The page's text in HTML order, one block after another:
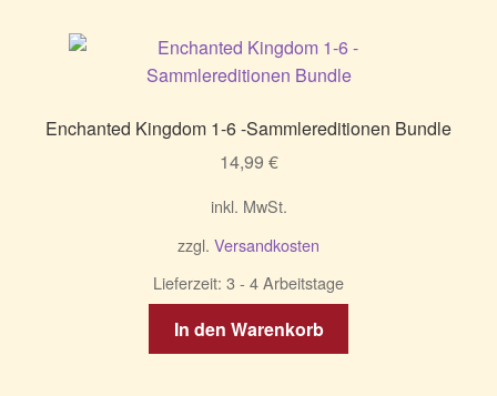
Enchanted Kingdom 1-6 -Sammlereditionen Bundle
14,99 €
inkl. MwSt.
zzgl. Versandkosten
Lieferzeit: 3 - 4 Arbeitstage
In den Warenkorb